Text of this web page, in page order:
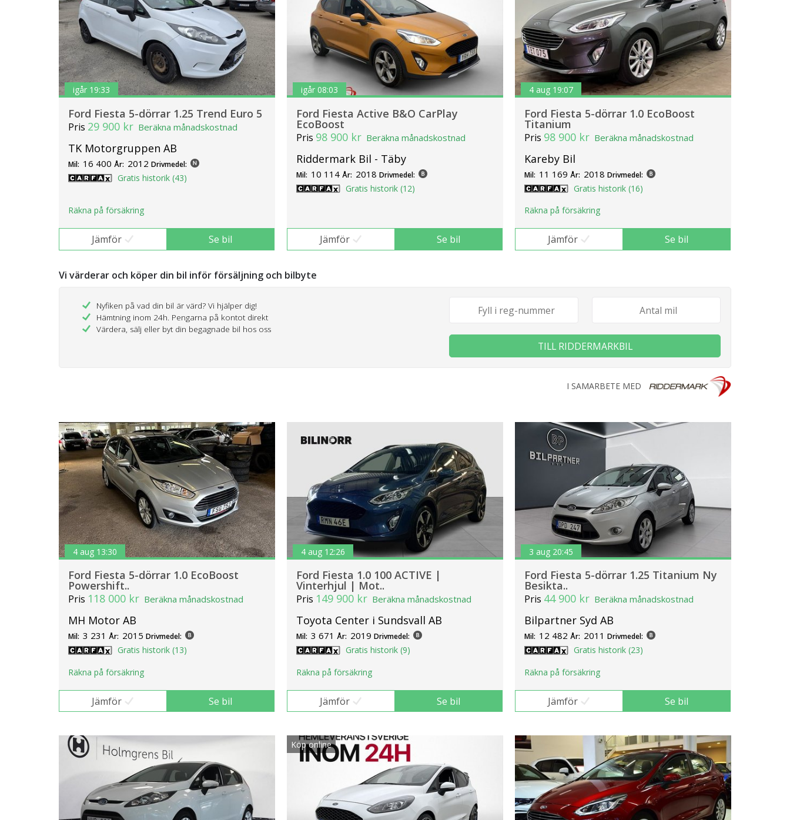
igår 19:33
Ford Fiesta 5-dörrar 1.25 Trend Euro 5
Pris 29 900 kr Beräkna månadskostnad
TK Motorgruppen AB
Mil: 16 400 År: 2012 Drivmedel:
Gratis historik (43)
Räkna på försäkring
Jämför Se bil
igår 08:03
Ford Fiesta Active B&O CarPlay
EcoBoost
Pris 98 900 kr Beräkna månadskostnad
Riddermark Bil - Täby
Mil: 10 114 År: 2018 Drivmedel:
Gratis historik (12)
Jämför Se bil
4 aug 19:07
Ford Fiesta 5-dörrar 1.0 EcoBoost
Titanium
Pris 98 900 kr Beräkna månadskostnad
Kareby Bil
Mil: 11 169 År: 2018 Drivmedel:
Gratis historik (16)
Räkna på försäkring
Jämför Se bil
Vi värderar och köper din bil inför försäljning och bilbyte
Nyfiken på vad din bil är värd? Vi hjälper dig!
Hämtning inom 24h. Pengarna på kontot direkt
Värdera, sälj eller byt din begagnade bil hos oss
TILL RIDDERMARKBIL
I SAMARBETE MED
4 aug 13:30
Ford Fiesta 5-dörrar 1.0 EcoBoost
Powershift..
Pris 118 000 kr Beräkna månadskostnad
MH Motor AB
Mil: 3 231 År: 2015 Drivmedel:
Gratis historik (13)
Räkna på försäkring
Jämför Se bil
4 aug 12:26
Ford Fiesta 1.0 100 ACTIVE |
Vinterhjul | Mot..
Pris 149 900 kr Beräkna månadskostnad
Toyota Center i Sundsvall AB
Mil: 3 671 År: 2019 Drivmedel:
Gratis historik (9)
Räkna på försäkring
Jämför Se bil
3 aug 20:45
Ford Fiesta 5-dörrar 1.25 Titanium Ny
Besikta..
Pris 44 900 kr Beräkna månadskostnad
Bilpartner Syd AB
Mil: 12 482 År: 2011 Drivmedel:
Gratis historik (23)
Räkna på försäkring
Jämför Se bil
Köp online